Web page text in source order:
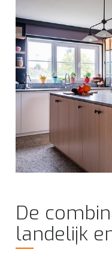
De
landelijk